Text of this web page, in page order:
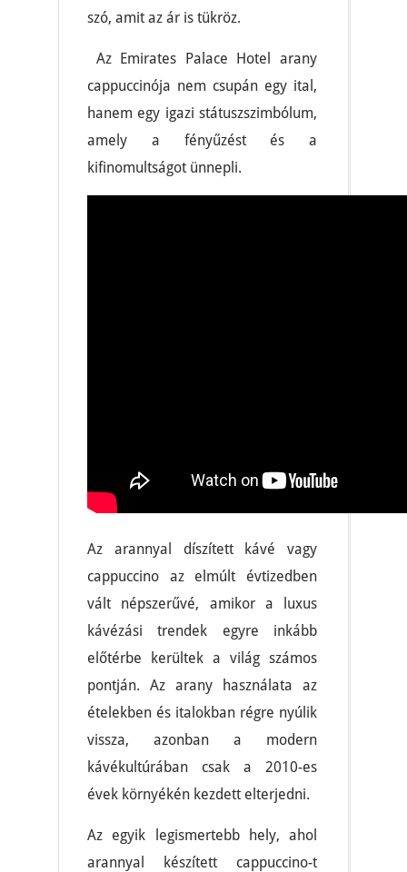
szó, amit az ár is tükröz.
Az Emirates Palace Hotel arany
cappuccinója nem csupán egy ital,
hanem egy igazi státuszszimbólum,
amely a fényűzést és a
kifinomultságot ünnepli.
Az arannyal díszített kávé vagy
cappuccino az elmúlt évtizedben
vált népszerűvé, amikor a luxus
kávézási trendek egyre inkább
előtérbe kerültek a világ számos
pontján. Az arany használata az
ételekben és italokban régre nyúlik
vissza, azonban a modern
kávékultúrában csak a 2010-es
évek környékén kezdett elterjedni.
Az egyik legismertebb hely, ahol
arannyal készített cappuccino-t